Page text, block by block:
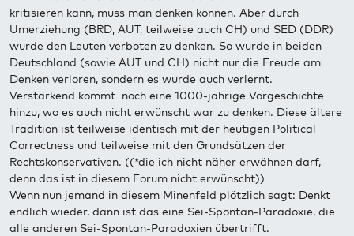
kritisieren kann, muss man denken können. Aber durch
Umerziehung (BRD, AUT, teilweise auch CH) und SED (DDR)
wurde den Leuten verboten zu denken. So wurde in beiden
Deutschland (sowie AUT und CH) nicht nur die Freude am
Denken verloren, sondern es wurde auch verlernt.
Verstärkend kommt noch eine 1000-jährige Vorgeschichte
hinzu, wo es auch nicht erwünscht war zu denken. Diese ältere
Tradition ist teilweise identisch mit der heutigen Political
Correctness und teilweise mit den Grundsätzen der
Rechtskonservativen. ((*die ich nicht näher erwähnen darf,
denn das ist in diesem Forum nicht erwünscht))
Wenn nun jemand in diesem Minenfeld plötzlich sagt: Denkt
endlich wieder, dann ist das eine Sei-Spontan-Paradoxie, die
alle anderen Sei-Spontan-Paradoxien übertrifft.